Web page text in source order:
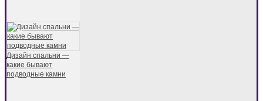
Дизайн спальни —
какие бывают
подводные камни